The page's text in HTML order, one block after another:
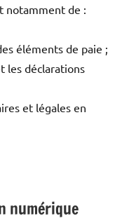
notamment de :
éléments de paie ;
les déclarations
et légales en
numérique